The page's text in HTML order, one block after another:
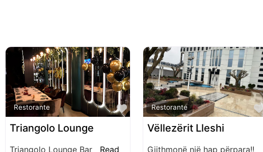
Restorante
Favorite
Triangolo Lounge
Triangolo Lounge Bar Read
Restorante
Vëllezërit Lleshi
Gjithmonë një hap përpara!!